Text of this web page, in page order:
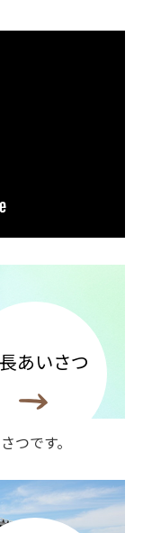
あいさつ
つです。